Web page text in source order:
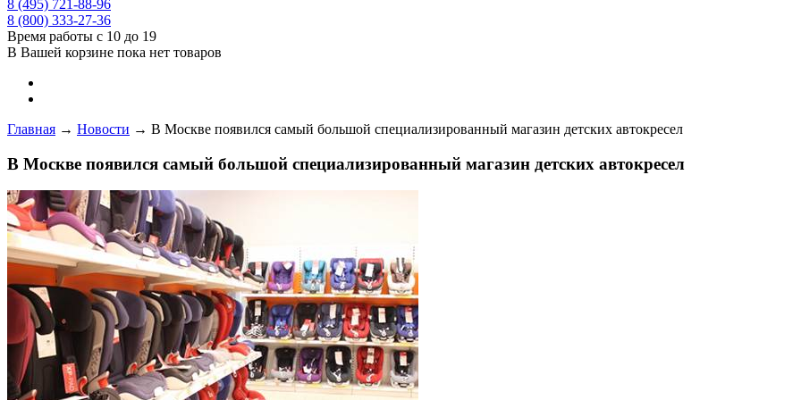
8 (495) 721-88-96
8 (800) 333-27-36
Время работы с 10 до 19
В Вашей корзине пока нет товаров
Главная → Новости → В Москве появился самый большой специализированный магазин детских автокресел
В Москве появился самый большой специализированный магазин детских автокресел